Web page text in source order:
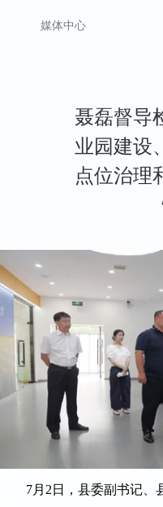
媒体中心
聂磊督导
业园建设
点位治理
7月2日，县委副书记、